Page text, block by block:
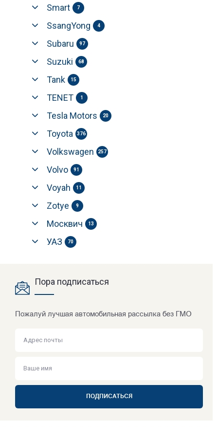
Smart 7
SsangYong 4
Subaru 97
Suzuki 68
Tank 15
TENET 1
Tesla Motors 20
Toyota 376
Volkswagen 257
Volvo 91
Voyah 11
Zotye 9
Москвич 13
УАЗ 70
Пора подписаться
Пожалуй лучшая автомобильная рассылка без ГМО
ПОДПИСАТЬСЯ